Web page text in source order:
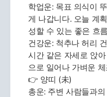
학업운: 목표 의식이
게 나갑니다. 오늘 계
성할 수 있는 좋은 흐
건강운: 척추나 허리
시간 같은 자세로 앉
으로 일어나 가벼운
👉 양띠 (未)
총운: 주변 사람들과